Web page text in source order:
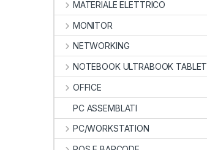
MATERIALE ELETTRICO
MONITOR
NETWORKING
NOTEBOOK ULTRABOOK TABLET
OFFICE
PC ASSEMBLATI
PC/WORKSTATION